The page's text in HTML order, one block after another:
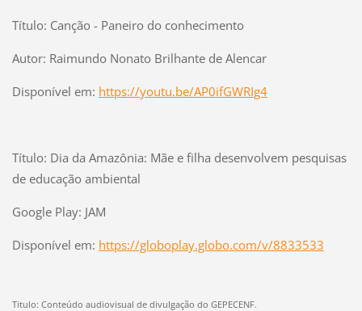
Título: Canção - Paneiro do conhecimento
Autor: Raimundo Nonato Brilhante de Alencar
Disponível em: https://youtu.be/AP0ifGWRIg4
Título: Dia da Amazônia: Mãe e filha desenvolvem pesquisas
de educação ambiental
Google Play: JAM
Disponível em: https://globoplay.globo.com/v/8833533
Titulo: Conteúdo audiovisual de divulgação do GEPECENF.